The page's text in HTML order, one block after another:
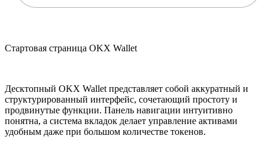
Стартовая страница OKX Wallet
Десктопный OKX Wallet представляет собой аккуратный и
структурированный интерфейс, сочетающий простоту и
продвинутые функции. Панель навигации интуитивно
понятна, а система вкладок делает управление активами
удобным даже при большом количестве токенов.